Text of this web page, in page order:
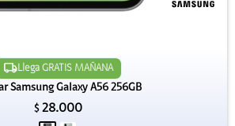
Llega GRATIS MAÑANA
Samsung Galaxy A56 256GB
$ 28.000